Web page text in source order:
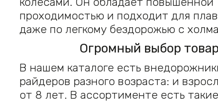
проходимостью и подходит для
даже по легкому бездорожью с
Огромный выбор
В нашем каталоге есть
райдеров разного возраста: и
от 8 лет. В ассортименте есть